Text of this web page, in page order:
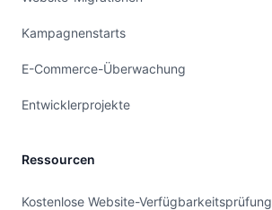
Kampagnenstarts
E-Commerce-Überwachung
Entwicklerprojekte
Ressourcen
Kostenlose Website-Verfügbarkeitsprüfung